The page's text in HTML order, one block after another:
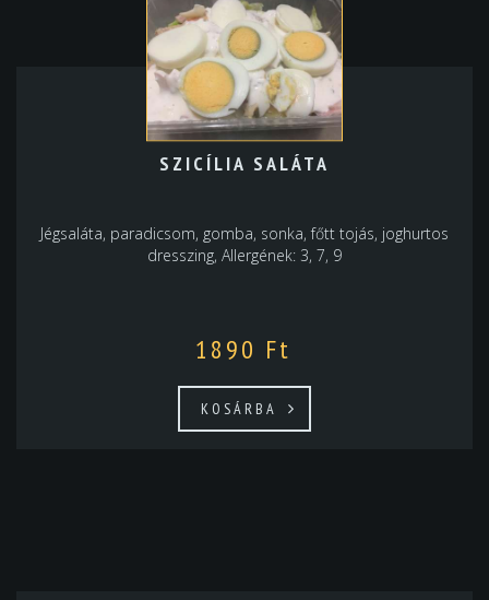
SZICÍLIA SALÁTA
Jégsaláta, paradicsom, gomba, sonka, főtt tojás, joghurtos
dresszing, Allergének: 3, 7, 9
1890 Ft
KOSÁRBA